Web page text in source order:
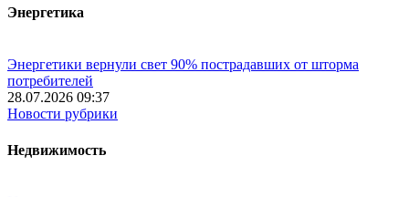
Энергетика
Энергетики вернули свет 90% пострадавших от шторма
потребителей
28.07.2026 09:37
Новости рубрики
Недвижимость